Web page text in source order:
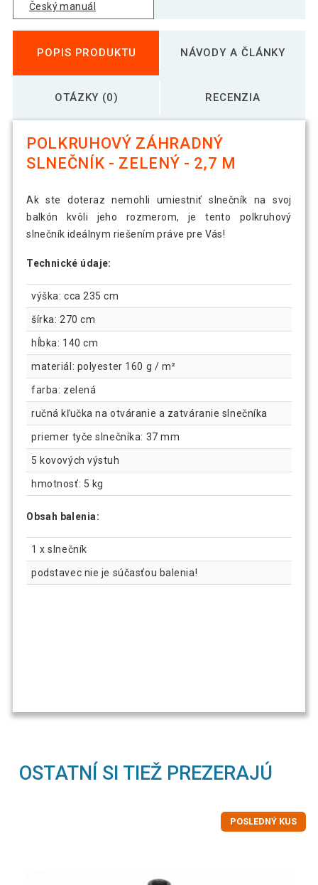
Český manuál
POPIS PRODUKTU NÁVODY A ČLÁNKY
OTÁZKY (0) RECENZIA
POLKRUHOVÝ ZÁHRADNÝ
SLNEČNÍK - ZELENÝ - 2,7 M
Ak ste doteraz nemohli umiestniť slnečník na svoj
balkón kvôli jeho rozmerom, je tento polkruhový
slnečník ideálnym riešením práve pre Vás!
Technické údaje:
výška: cca 235 cm
šírka: 270 cm
hĺbka: 140 cm
materiál: polyester 160 g / m²
farba: zelená
ručná kľučka na otváranie a zatváranie slnečníka
priemer tyče slnečníka: 37 mm
5 kovových výstuh
hmotnosť: 5 kg
Obsah balenia:
1 x slnečník
podstavec nie je súčasťou balenia!
OSTATNÍ SI TIEŽ PREZERAJÚ
POSLEDNÝ KUS